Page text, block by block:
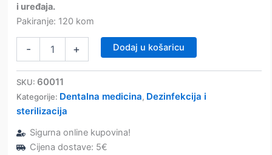
i uređaja.
Pakiranje: 120 kom
-
maramice
–
OCC
količina
+ Dodaj u košaricu
SKU: 60011
Kategorije: Dentalna medicina, Dezinfekcija i
sterilizacija
Sigurna online kupovina!
Cijena dostave: 5€